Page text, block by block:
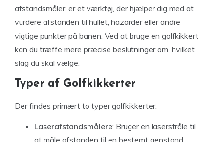
afstandsmåler, er et værktøj, der hjælper dig med at
vurdere afstanden til hullet, hazarder eller andre
vigtige punkter på banen. Ved at bruge en golfkikkert
kan du træffe mere præcise beslutninger om, hvilket
slag du skal vælge.
Typer af Golfkikkerter
Der findes primært to typer golfkikkerter:
Laserafstandsmålere: Bruger en laserstråle til
at måle afstanden til en bestemt genstand,